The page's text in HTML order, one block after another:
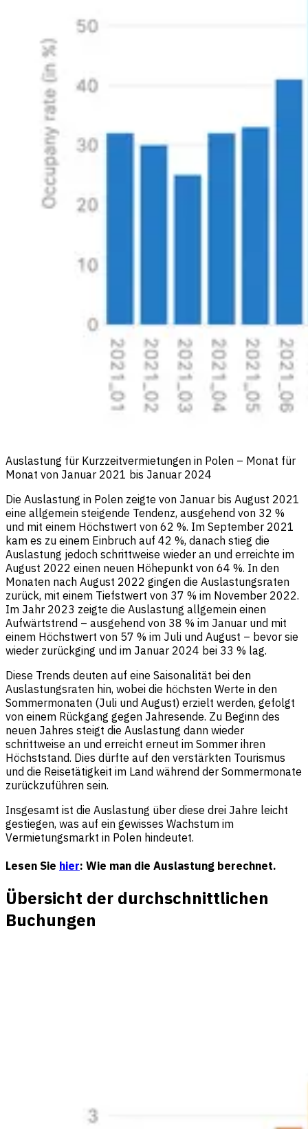
Auslastung für Kurzzeitvermietungen in Polen – Monat für
Monat von Januar 2021 bis Januar 2024
Die Auslastung in Polen zeigte von Januar bis August 2021
eine allgemein steigende Tendenz, ausgehend von 32 %
und mit einem Höchstwert von 62 %. Im September 2021
kam es zu einem Einbruch auf 42 %, danach stieg die
Auslastung jedoch schrittweise wieder an und erreichte im
August 2022 einen neuen Höhepunkt von 64 %. In den
Monaten nach August 2022 gingen die Auslastungsraten
zurück, mit einem Tiefstwert von 37 % im November 2022.
Im Jahr 2023 zeigte die Auslastung allgemein einen
Aufwärtstrend – ausgehend von 38 % im Januar und mit
einem Höchstwert von 57 % im Juli und August – bevor sie
wieder zurückging und im Januar 2024 bei 33 % lag.
Diese Trends deuten auf eine Saisonalität bei den
Auslastungsraten hin, wobei die höchsten Werte in den
Sommermonaten (Juli und August) erzielt werden, gefolgt
von einem Rückgang gegen Jahresende. Zu Beginn des
neuen Jahres steigt die Auslastung dann wieder
schrittweise an und erreicht erneut im Sommer ihren
Höchststand. Dies dürfte auf den verstärkten Tourismus
und die Reisetätigkeit im Land während der Sommermonate
zurückzuführen sein.
Insgesamt ist die Auslastung über diese drei Jahre leicht
gestiegen, was auf ein gewisses Wachstum im
Vermietungsmarkt in Polen hindeutet.
Lesen Sie hier: Wie man die Auslastung berechnet.
Übersicht der durchschnittlichen
Buchungen